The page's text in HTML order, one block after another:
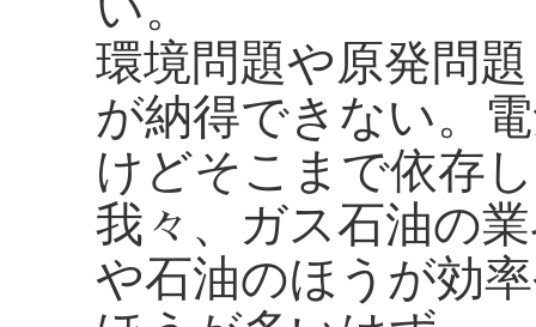
環境問題や原発問
が納得できない。
けどそこまで依存
我々、ガス石油の
や石油のほうが効